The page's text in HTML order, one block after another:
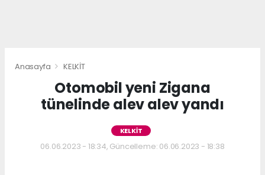
Anasayfa KELKİT
Otomobil yeni Zigana
tünelinde alev alev yandı
KELKİT
06.06.2023 - 18:34, Güncelleme: 06.06.2023 - 18:38